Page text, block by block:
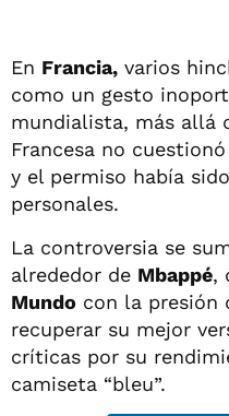
En Francia, varios
como un gesto
mundialista, más allá
Francesa no
y el permiso había
personales.
La controversia se
alrededor de Mbappé,
Mundo con la presión
recuperar su mejor
críticas por su
camiseta “bleu”.